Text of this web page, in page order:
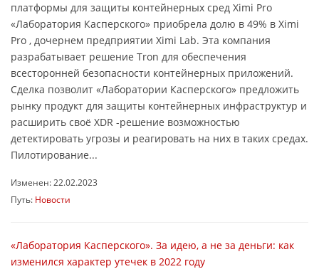
платформы для защиты контейнерных сред Ximi Pro
«Лаборатория Касперского» приобрела долю в 49% в Ximi
Pro , дочернем предприятии Ximi Lab. Эта компания
разрабатывает решение Tron для обеспечения
всесторонней безопасности контейнерных приложений.
Сделка позволит «Лаборатории Касперского» предложить
рынку продукт для защиты контейнерных инфраструктур и
расширить своё XDR -решение возможностью
детектировать угрозы и реагировать на них в таких средах.
Пилотирование...
Изменен: 22.02.2023
Путь: Новости
«Лаборатория Касперского». За идею, а не за деньги: как
изменился характер утечек в 2022 году